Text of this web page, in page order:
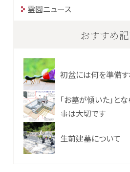
霊園ニュース
おすすめ
初盆には何を準備す
「お墓が傾いた」と
事は大切です
生前建墓について